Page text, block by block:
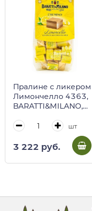
Пралине с ликером
Лимончелло 4363,
BARATTI&MILANO,
шт
3 222 руб.